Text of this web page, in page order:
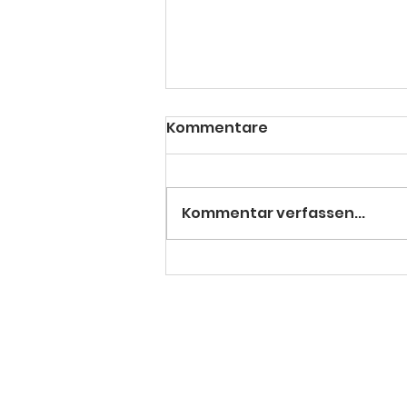
World Inline Cup
Kommentare
Kommentar verfassen...